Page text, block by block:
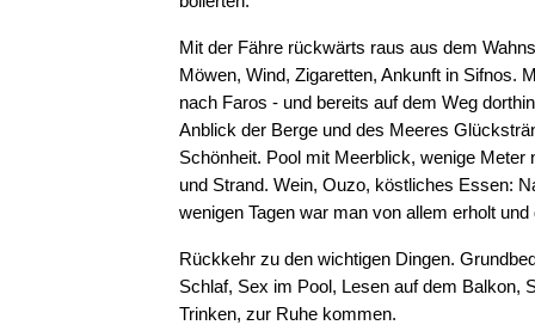
Mit der Fähre rückwärts raus aus dem
Möwen, Wind, Zigaretten, Ankunft in Sifnos.
nach Faros - und bereits auf dem Weg
Anblick der Berge und des Meeres
Schönheit. Pool mit Meerblick, wenige Meter
und Strand. Wein, Ouzo, köstliches Essen:
wenigen Tagen war man von allem erholt und
Rückkehr zu den wichtigen Dingen.
Schlaf, Sex im Pool, Lesen auf dem Balkon,
Trinken, zur Ruhe kommen.